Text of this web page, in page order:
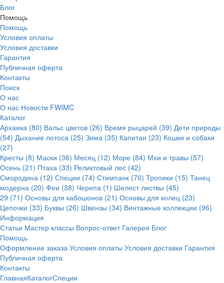
Блог
Помощь
Помощь
Условия оплаты
Условия доставки
Гарантия
Публичная оферта
Контакты
Поиск
О нас
О нас Новости FWIMC
Каталог
Архаика (80) Вальс цветов (26) Время рыцарей (39) Дети природы
(54) Дыхание лотоса (25) Зима (35) Капитан (23) Кошки и собаки
(27)
Кресты (8) Маски (36) Месяц (12) Море (84) Мхи и травы (57)
Осень (21) Птаха (33) Реликтовый лес (42)
Смородина (12) Специи (74) Стимпанк (70) Тропики (15) Танец
модерна (20) Феи (38) Черепа (1) Шелест листвы (45)
29 (71) Основы для кабошонов (21) Основы для колец (23)
Цепочки (33) Буквы (26) Швензы (34) Винтажные коллекции (96)
Информация
Статьи Мастер классы Вопрос-ответ Галерея Блог
Помощь
Оформление заказа Условия оплаты Условия доставки Гарантия
Публичная оферта
Контакты
ГлавнаяКаталогСпеции